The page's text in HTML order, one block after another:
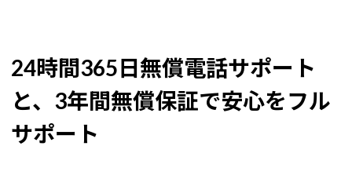
24時間365日無償電話サポート
と、3年間無償保証で安心をフル
サポート